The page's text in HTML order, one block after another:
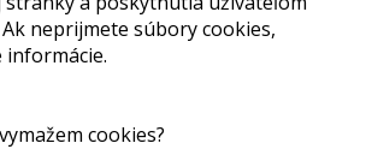
neprijmete súbory cookies,
informácie.
cookies?